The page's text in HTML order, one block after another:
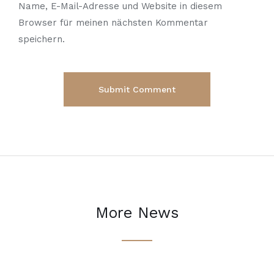
Name, E-Mail-Adresse und Website in diesem
Browser für meinen nächsten Kommentar
speichern.
More News